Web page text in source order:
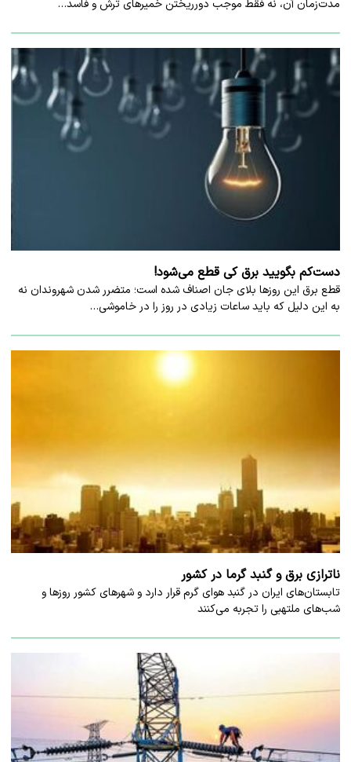
مدت‌زمان آن، نه فقط موجب دورریختن خمیرهای ترش و فاسد…
دست‌کم بگویید برق کی قطع می‌شود!
قطع برق این روزها بلای جان اصناف شده است؛ متضرر شدن شهروندان نه
به این دلیل که باید ساعات زیادی در روز را در خاموشی…
ناترازی برق و گنبد گرما در کشور
تابستان‌‌‌های ایران در گنبد هوای گرم قرار دارد و شهرهای کشور روزها و
شب‌‌‌های ملتهبی را تجربه می‌‌‌کنند